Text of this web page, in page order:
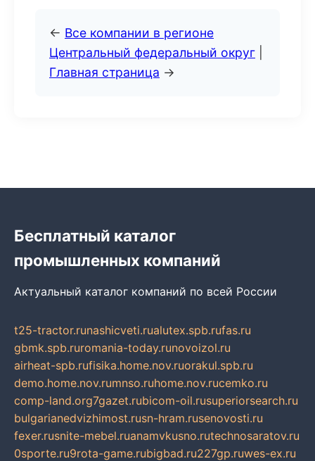
← Все компании в регионе
Центральный федеральный округ
Главная страница →
Бесплатный каталог
промышленных компаний
Актуальный каталог компаний по всей России
t25-tractor.runashicveti.rualutex.spb.rufas.ru
gbmk.spb.ruromania-today.runovoizol.ru
airheat-spb.rufisika.home.nov.ruorakul.spb.ru
demo.home.nov.rumnso.ruhome.nov.rucemko.ru
comp-land.org7gazet.rubicom-oil.rusuperiorsearch.ru
bulgarianedvizhimost.rusn-hram.rusenovosti.ru
fexer.rusnite-mebel.ruanamvkusno.rutechnosaratov.ru
0sporte.ru9rota-game.rubigbad.ru227gp.ruwes-ex.ru